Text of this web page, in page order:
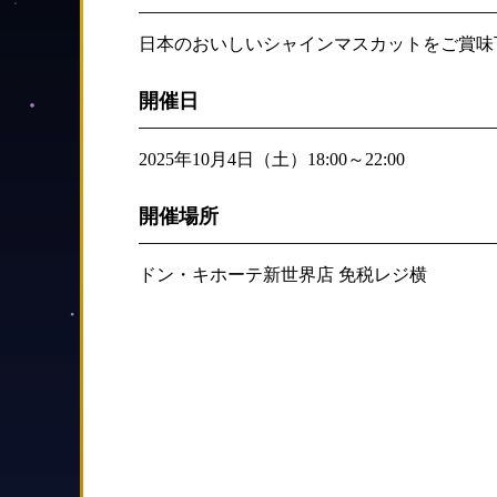
日本のおいしいシャインマスカットをご賞
開催日
2025年10月4日（土）18:00～22:00
開催場所
ドン・キホーテ新世界店 免税レジ横